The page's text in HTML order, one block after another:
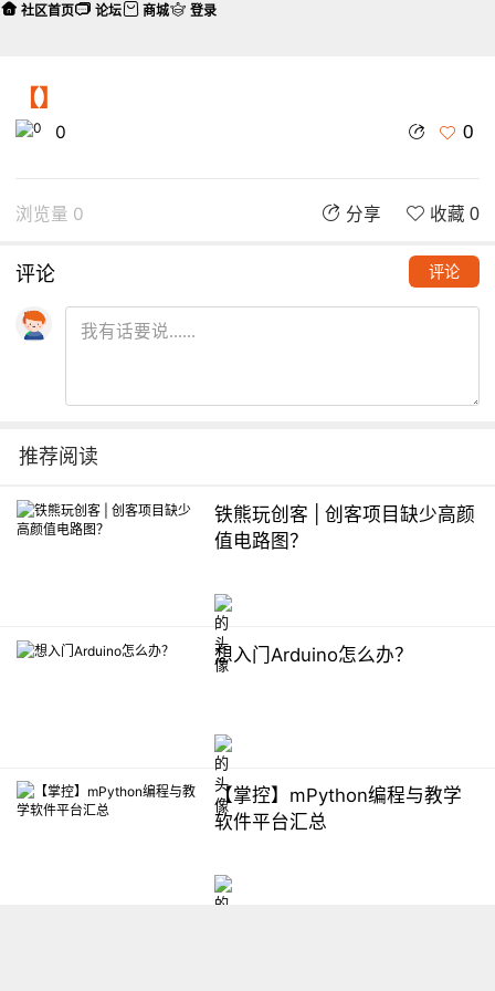
【】
0 0
浏览量 0 分享 收藏 0
评论 评论
推荐阅读
铁熊玩创客 | 创客项目缺少高颜
值电路图？
想入门Arduino怎么办？
【掌控】mPython编程与教学
软件平台汇总
社区首页 论坛 商城 登录